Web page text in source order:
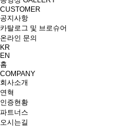
CUSTOMER
공지사항
카탈로그 및 브로슈어
온라인 문의
KR
EN
홈
COMPANY
회사소개
연혁
인증현황
파트너스
오시는길